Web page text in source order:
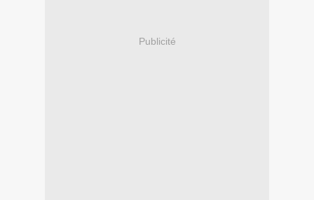
Publicité